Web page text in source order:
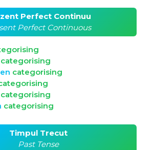
Perfect Continuu
Perfect Continuous
categorising
categorising
categorising
categorising
Timpul Trecut
Past Tense